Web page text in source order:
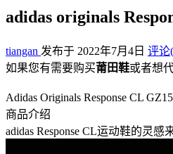
adidas originals
tiangan 发布于 2022年7月4日 评论
如果您有需要购买莆田鞋或者想
Adidas Originals Response CL
商品介绍
adidas Response CL运动鞋的灵